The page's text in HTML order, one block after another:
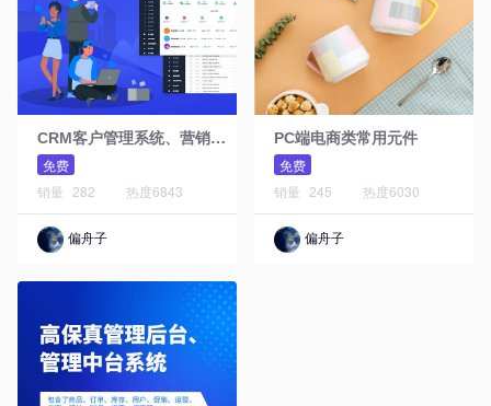
C
RM客户管理系统、营销管理系统
免费
销量 282 热度6843
偏舟子
PC端电商类常用元件
免费
销量 245 热度6030
偏舟子